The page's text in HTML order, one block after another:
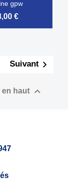
gpw
€
Suivant 
en haut 